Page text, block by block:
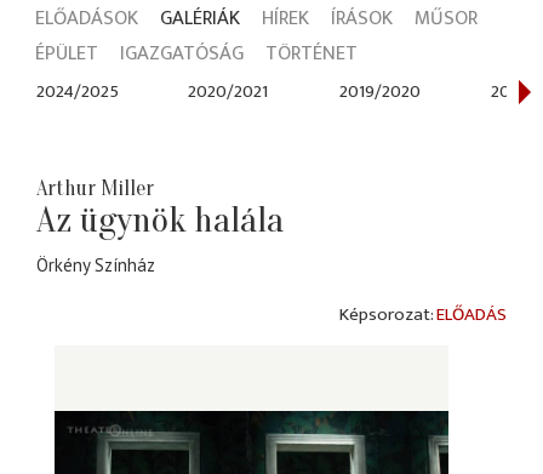
ELŐADÁSOK GALÉRIÁK HÍREK ÍRÁSOK
MŰSOR
ÉPÜLET
IGAZGATÓSÁG TÖRTÉNET
2024/2025 2020/2021 2019/2020 2017/
Arthur Miller
Az ügynök halála
Örkény Színház
ELŐADÁS